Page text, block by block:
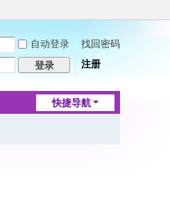
自动登录
找回密码
登录 注册
快捷导航